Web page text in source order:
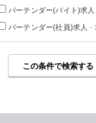
バーテンダー(バイト)求人
バーテンダー(社員)求人 -
この条件で検索する